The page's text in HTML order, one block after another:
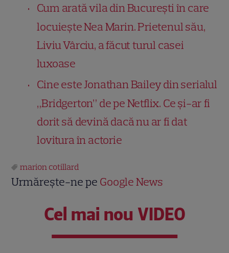
Cum arată vila din București în care
locuiește Nea Marin. Prietenul său,
Liviu Vârciu, a făcut turul casei
luxoase
Cine este Jonathan Bailey din serialul
„Bridgerton” de pe Netflix. Ce și-ar fi
dorit să devină dacă nu ar fi dat
lovitura în actorie
marion cotillard
Urmărește-ne pe Google News
Cel mai nou VIDEO